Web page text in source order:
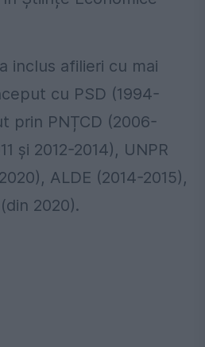
inclus afilieri cu mai
cu PSD (1994-
prin PNȚCD (2006-
și 2012-2014), UNPR
ALDE (2014-2015),
(din 2020).